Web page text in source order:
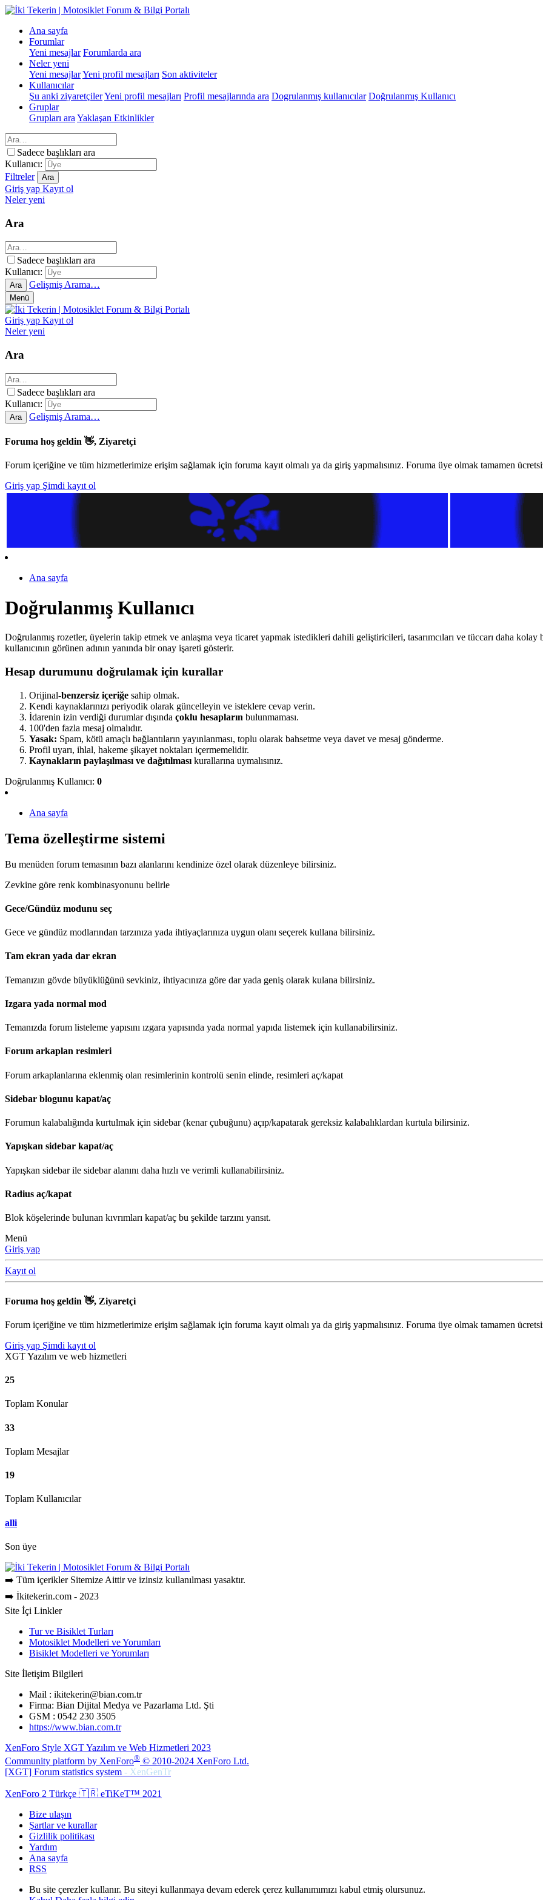
Ana sayfa
Forumlar
Yeni mesajlar Forumlarda ara
Neler yeni
Yeni mesajlarYeni profil mesajları Son aktiviteler
Kullanıcılar
Şu anki ziyaretçilerYeni profil mesajları Profil mesajlarında ara Dogrulanmış kullanıcılar Doğrulanmış Kullanıcı
Gruplar
Grupları ara Yaklaşan Etkinlikler
Sadece başlıkları ara
Kullanıcı:
Filtreler
Ara
Giriş yap Kayıt ol
Neler yeni
Ara
Sadece başlıkları ara
Kullanıcı:
Ara Gelişmiş Arama…
Menü
Giriş yap Kayıt ol
Neler yeni
Ara
Sadece başlıkları ara
Kullanıcı:
Ara Gelişmiş Arama…
Foruma hoş geldin 👋, Ziyaretçi
Forum içeriğine ve tüm hizmetlerimize erişim sağlamak için foruma kayıt olmalı ya da giriş yapmalısınız. Foruma üye olmak tamamen
Giriş yap Şimdi kayıt ol
Ana sayfa
Doğrulanmış Kullanıcı
Doğrulanmış rozetler, üyelerin takip etmek ve anlaşma veya ticaret yapmak istedikleri dahili geliştiricileri, tasarımcıları ve tüccarı daha kolay
kullanıcının görünen adının yanında bir onay işareti gösterir.
Hesap durumunu doğrulamak için kurallar
Orijinal-benzersiz içeriğe sahip olmak.
Kendi kaynaklarınızı periyodik olarak güncelleyin ve isteklere cevap verin.
İdarenin izin verdiği durumlar dışında çoklu hesapların bulunmaması.
100'den fazla mesaj olmalıdır.
Yasak: Spam, kötü amaçlı bağlantıların yayınlanması, toplu olarak bahsetme veya davet ve mesaj gönderme.
Profil uyarı, ihlal, hakeme şikayet noktaları içermemelidir.
Kaynakların paylaşılması ve dağıtılması kurallarına uymalısınız.
Doğrulanmış Kullanıcı: 0
Ana sayfa
Tema özelleştirme sistemi
Bu menüden forum temasının bazı alanlarını kendinize özel olarak düzenleye bilirsiniz.
Zevkine göre renk kombinasyonunu belirle
Gece/Gündüz modunu seç
Gece ve gündüz modlarından tarzınıza yada ihtiyaçlarınıza uygun olanı seçerek kullana bilirsiniz.
Tam ekran yada dar ekran
Temanızın gövde büyüklüğünü sevkiniz, ihtiyacınıza göre dar yada geniş olarak kulana bilirsiniz.
Izgara yada normal mod
Temanızda forum listeleme yapısını ızgara yapısında yada normal yapıda listemek için kullanabilirsiniz.
Forum arkaplan resimleri
Forum arkaplanlarına eklenmiş olan resimlerinin kontrolü senin elinde, resimleri aç/kapat
Sidebar blogunu kapat/aç
Forumun kalabalığında kurtulmak için sidebar (kenar çubuğunu) açıp/kapatarak gereksiz kalabalıklardan kurtula bilirsiniz.
Yapışkan sidebar kapat/aç
Yapışkan sidebar ile sidebar alanını daha hızlı ve verimli kullanabilirsiniz.
Radius aç/kapat
Blok köşelerinde bulunan kıvrımları kapat/aç bu şekilde tarzını yansıt.
Menü
Giriş yap
Kayıt ol
Foruma hoş geldin 👋, Ziyaretçi
Forum içeriğine ve tüm hizmetlerimize erişim sağlamak için foruma kayıt olmalı ya da giriş yapmalısınız. Foruma üye olmak tamamen
Giriş yap Şimdi kayıt ol
XGT Yazılım ve web hizmetleri
25
Toplam Konular
33
Toplam Mesajlar
19
Toplam Kullanıcılar
alli
Son üye
➡️ Tüm içerikler Sitemize Aittir ve izinsiz kullanılması yasaktır.
➡️ İkitekerin.com - 2023
Site İçi Linkler
Tur ve Bisiklet Turları
Motosiklet Modelleri ve Yorumları
Bisiklet Modelleri ve Yorumları
Site İletişim Bilgileri
Mail : ikitekerin@bian.com.tr
Firma: Bian Dijital Medya ve Pazarlama Ltd. Şti
GSM : 0542 230 3505
https://www.bian.com.tr
XenForo Style XGT Yazılım ve Web Hizmetleri 2023
Community platform by XenForo® © 2010-2024 XenForo Ltd.
[XGT] Forum statistics system - XenGenTr
XenForo 2 Türkçe 🇹🇷 eTiKeT™ 2021
Bize ulaşın
Şartlar ve kurallar
Gizlilik politikası
Yardım
Ana sayfa
RSS
Bu site çerezler kullanır. Bu siteyi kullanmaya devam ederek çerez kullanımımızı kabul etmiş olursunuz.